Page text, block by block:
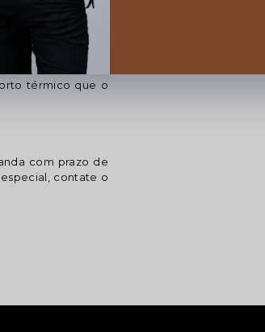
bovino de alta
térmico que o
com prazo de
contate o